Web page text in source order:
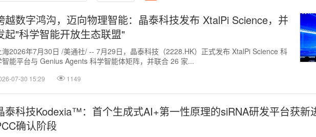
越数字鸿沟，迈向物理智能：晶泰科技发布 XtalPi Science，并
起"科学智能开放生态联盟"
海2026年7月30日 /美通社/ -- 7月29日，晶泰科技（2228.HK）正式发布 XtalPi Science 科
智能平台与 Genius Agents 科学智能体矩阵，并联合 26 家...
07-30 15:29 1149
泰科技Kodexia™：首个生成式AI+第一性原理的siRNA研发平台获新
确认阶段